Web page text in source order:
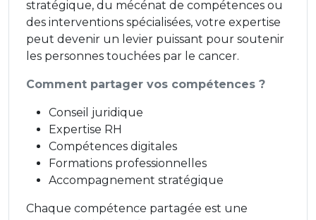
stratégique, du mécénat de compétences ou
des interventions spécialisées, votre expertise
peut devenir un levier puissant pour soutenir
les personnes touchées par le cancer.
Comment partager vos compétences ?
Conseil juridique
Expertise RH
Compétences digitales
Formations professionnelles
Accompagnement stratégique
Chaque compétence partagée est une